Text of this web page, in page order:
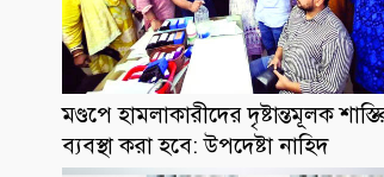
মণ্ডপে হামলাকারীদের দৃষ্টান্তমূলক
ব্যবস্থা করা হবে: উপদেষ্টা নাহিদ